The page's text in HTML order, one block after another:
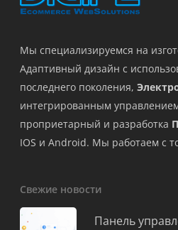
Мы специализируемся на
Адаптивный дизайн с
последнего поколения,
интегрированным
проприетарный и разработка
IOS и Android. Мы работаем с
Свежие новости
Панель